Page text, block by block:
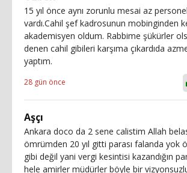
15 yıl önce aynı zorunlu mesai az
vardı.Cahil şef kadrosunun mobinginden
akademisyen oldum. Rabbime şükürler
denen cahil gibileri karşıma çıkardıda
yaptım.
28 gün önce
Aşçı
Ankara doco da 2 sene calistim Allah
ömrümden 20 yıl gitti parası falanda yok
gibi değil yani vergi kesintisi kazandığın
hele amirler müdürler böyle bir